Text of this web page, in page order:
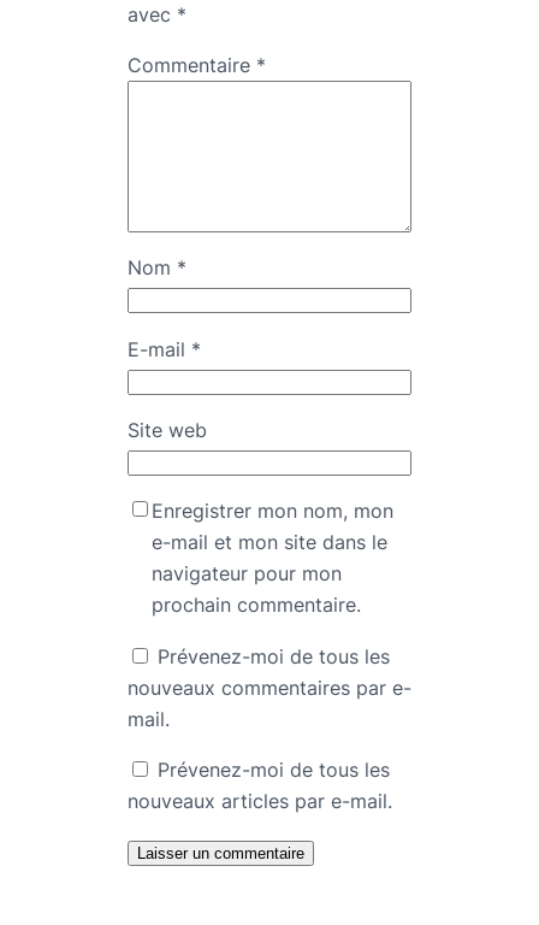
avec *
Commentaire *
Nom *
E-mail *
Site web
Enregistrer mon nom, mon
e-mail et mon site dans le
navigateur pour mon
prochain commentaire.
Prévenez-moi de tous les
nouveaux commentaires par e-
mail.
Prévenez-moi de tous les
nouveaux articles par e-mail.